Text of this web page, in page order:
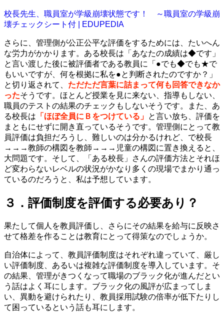
校長先生、職員室が学級崩壊状態です！ ～職員室の学級崩
壊チェックシート付 | EDUPEDIA
さらに、管理側が公正公平な評価をするためには、たいへん
な労力がかかります。ある校長は「あなたの成績は◆です」
と言い渡した後に被評価者である教員に「●でも◆でも★で
もいいですが、何を根拠に私を●と判断されたのですか？」
と切り返されて、 ただただ言葉に詰まって何も回答できなか
ったそうです。ほとんど授業を見に来ない、指導もしない、
職員のテストの結果のチェックもしないそうです。また、あ
る校長は 「ほぼ全員にＢをつけている」 と言い放ち、評価を
まともにせずに開き直っているそうです。管理側にとって教
員評価は負担だろうし、難しいのは分かるけれど、で校長
→→→教師の構図を教師→→→児童の構図に置き換えると、
大問題です。そして、「ある校長」さんの評価方法とそれほ
ど変わらないレベルの状況がかなり多くの現場でまかり通っ
ているのだろうと、私は予想しています。
３．評価制度を評価する必要あり？
果たして個人を教員評価し、さらにその結果を給与に反映さ
せて格差を作ることは教育にとって得策なのでしょうか。
自治体によって、教員評価制度はそれぞれ違っていて、厳し
い評価制度、あるいは複雑な評価制度を導入しています。そ
の結果、管理がきつくなって職場のブラック化が進んだとい
う話はよく耳にします。ブラック化の風評が広まってしま
い、異動を避けられたり、教員採用試験の倍率が低下たりし
て困っているという話も耳にします。